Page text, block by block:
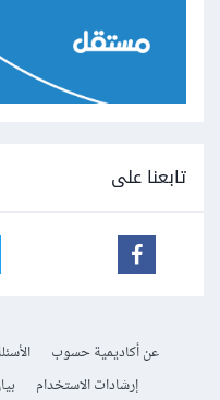
تابعنا على
عن أكاديمية حسوب
إرشادات الاستخدام